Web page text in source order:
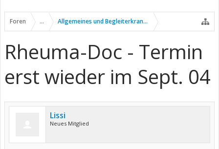
Foren ... Allgemeines und Begleiterkrankungen
Rheuma-Doc - Termin
erst wieder im Sept. 04
Lissi
Neues Mitglied